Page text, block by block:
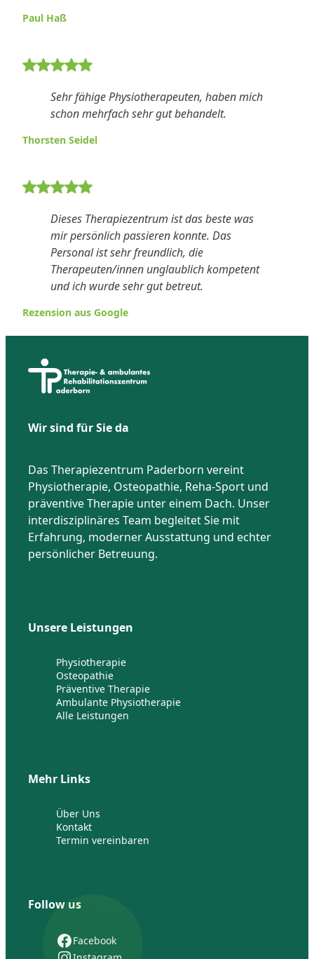
Paul Haß
5 von 5 Sternen Bewertung
Sehr fähige Physiotherapeuten, haben mich
schon mehrfach sehr gut behandelt.
Thorsten Seidel
5 von 5 Sternen Bewertung
Dieses Therapiezentrum ist das beste was
mir persönlich passieren konnte. Das
Personal ist sehr freundlich, die
Therapeuten/innen unglaublich kompetent
und ich wurde sehr gut betreut.
Rezension aus Google
Wir sind für Sie da
Das Therapiezentrum Paderborn vereint
Physiotherapie, Osteopathie, Reha-Sport und
präventive Therapie unter einem Dach. Unser
interdisziplinäres Team begleitet Sie mit
Erfahrung, moderner Ausstattung und echter
persönlicher Betreuung.
Unsere Leistungen
Physiotherapie
Osteopathie
Präventive Therapie
Ambulante Physiotherapie
Alle Leistungen
Mehr Links
Über Uns
Kontakt
Termin vereinbaren
Follow us
Facebook